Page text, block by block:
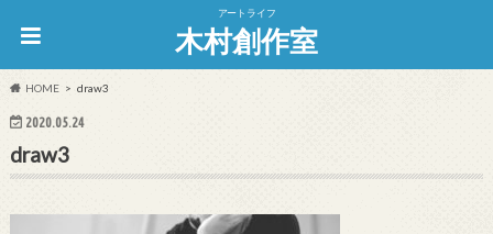
アートライフ
木村創作室
HOME draw3
2020.05.24
draw3